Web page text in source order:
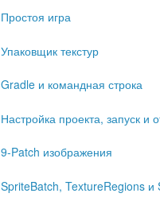
Простоя игра
Упаковщик текстур
Gradle и командная строка
Настройка проекта, запуск и
9-Patch изображения
SpriteBatch, TextureRegions и